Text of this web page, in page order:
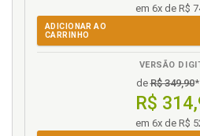
em 6x de R$
ADICIONAR AO
CARRINHO
VERSÃO
deR$ 349,90*
R$
em 6x de R$